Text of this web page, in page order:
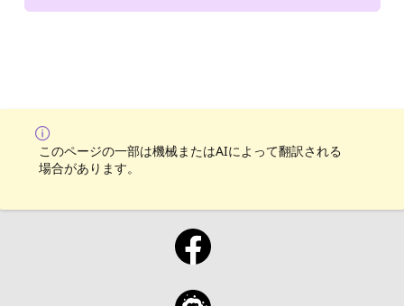
このページの一部は機械またはAIによって翻訳される
場合があります。